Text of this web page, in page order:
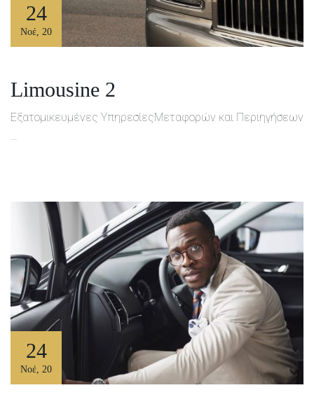
24
Νοέ 20
Limousine 2
Εξατομικευμένες YπηρεσίεςΜεταφορών και Περιηγήσεων
24
Νοέ, 20